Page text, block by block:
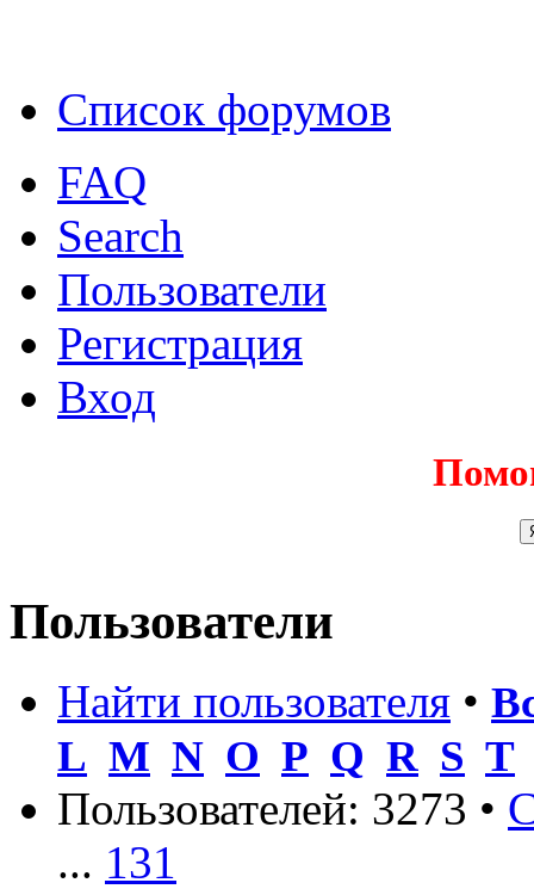
Список форумов
FAQ
Search
Пользователи
Регистрация
Вход
Пользователи
Найти пользователя •
L M N O P Q R S T
Пользователей: 3273 •
... 131